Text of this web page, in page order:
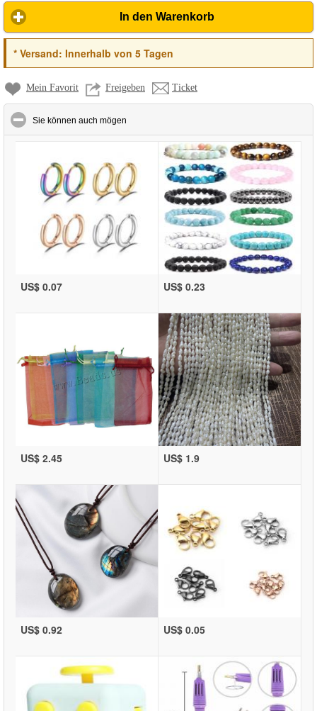
In den Warenkorb
*Versand: Innerhalb von 5 Tagen
Mein Favorit Freigeben Ticket
Sie können auch mögen
US$ 0.07 US$ 0.23
US$ 2.45 US$ 1.9
US$ 0.92 US$ 0.05